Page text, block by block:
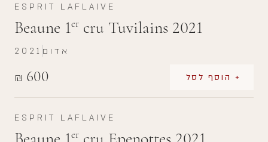
ESPRIT LAFLAIVE
Beaune 1er cru Tuvilains 2021
₪ 600 + הוסף לסל
2021 אדום
ESPRIT LAFLAIVE
er